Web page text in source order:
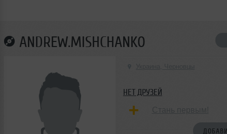
ANDREW.MISHCHANKO
НЕТ ДРУЗЕЙ